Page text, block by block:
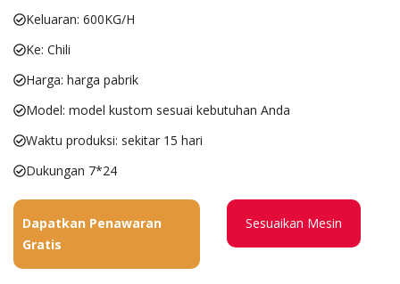
Keluaran: 600KG/H
Ke: Chili
Harga: harga pabrik
Model: model kustom sesuai kebutuhan Anda
Waktu produksi: sekitar 15 hari
Dukungan 7*24
Dapatkan Penawaran
Gratis
Sesuaikan Mesin